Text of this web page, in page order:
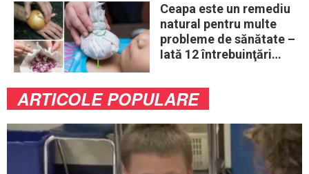
Ceapa este un remediu
natural pentru multe
probleme de sănătate –
Iată 12 întrebuinţări
ARTICOLE POPULARE